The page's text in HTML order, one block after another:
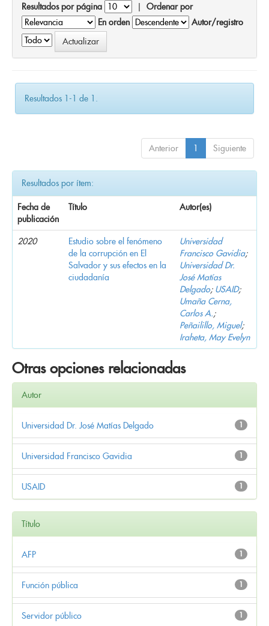
Resultados por página | Ordenar por
En orden
Autor/registro
Resultados 1-1 de 1.
Anterior 1 Siguiente
Resultados por ítem:
Fecha de
publicación
Título Autor(es)
2020
Estudio sobre el fenómeno
de la corrupción en El
Salvador y sus efectos en la
ciudadanía
Universidad
Francisco Gavidia;
Universidad Dr.
José Matías
Delgado; USAID;
Umaña Cerna,
Carlos A.;
Peñailillo, Miguel;
Iraheta, May Evelyn
Otras opciones relacionadas
Autor
1
Universidad Dr. José Matías Delgado
1
Universidad Francisco Gavidia
1
USAID
Título
1
AFP
1
Función pública
1
Servidor público